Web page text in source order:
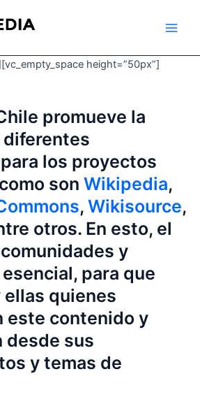
height=”50px”]
promueve la
diferentes
los proyectos
son Wikipedia,
, Wikisource,
otros. En esto, el
y
para que
ellas quienes
este contenido y
desde sus
y temas de